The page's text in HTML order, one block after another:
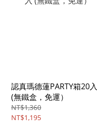
認真瑪德蓮PARTY箱20入
(無鐵盒，免運）
NT$1,360
NT$1,195